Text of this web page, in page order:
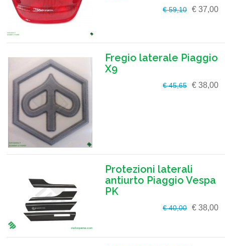
€ 59,10 € 37,00
Fregio laterale Piaggio
X9
€ 45,65 € 38,00
Protezioni laterali
antiurto Piaggio Vespa
PK
€ 40,00 € 38,00